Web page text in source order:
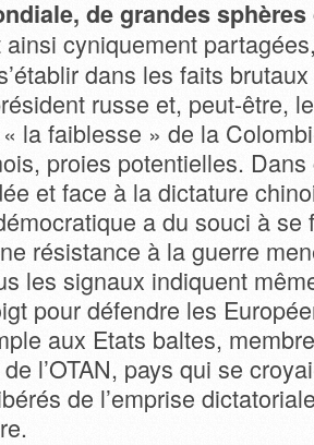
de grandes sphères
ainsi cyniquement
dans les faits
russe et, peut-être,
la faiblesse » de la
proies potentielles.
et face à la dictature
a du souci à se
résistance à la guerre
les signaux indiquent
pour défendre les
aux Etats baltes,
l’OTAN, pays qui se
de l’emprise